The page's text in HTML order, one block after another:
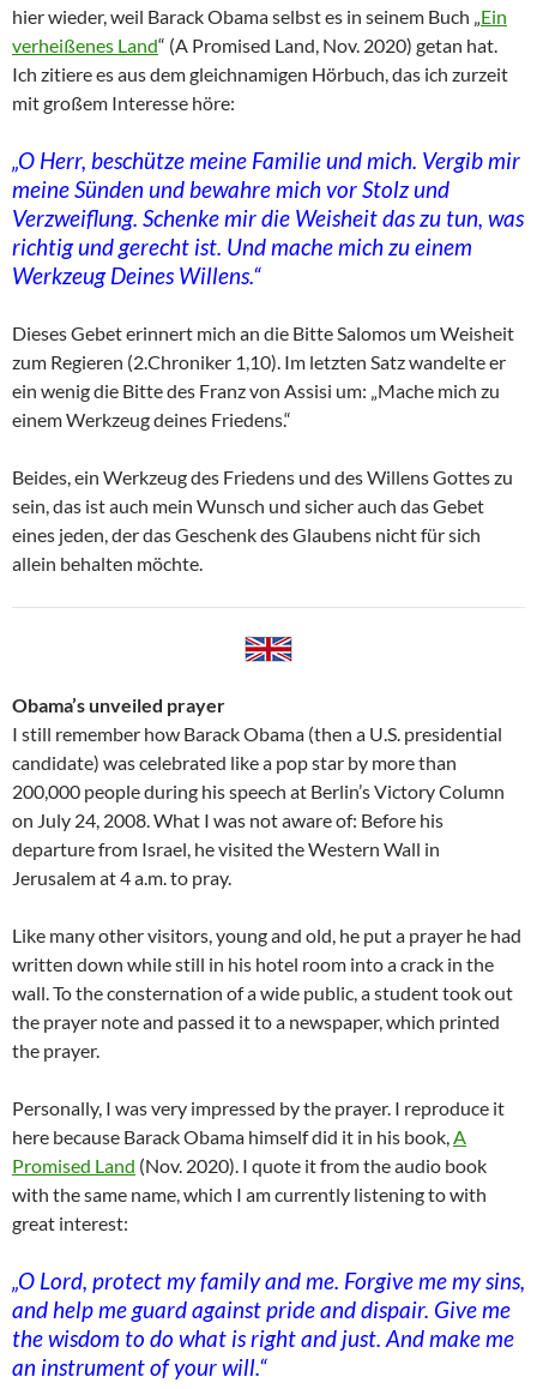
hier wieder, weil Barack Obama selbst es in seinem Buch „ Ein
verheißenes Land“ (A Promised Land, Nov. 2020) getan hat.
Ich zitiere es aus dem gleichnamigen Hörbuch, das ich zurzeit
mit großem Interesse höre:
„O Herr, beschütze meine Familie und mich. Vergib mir
meine Sünden und bewahre mich vor Stolz und
Verzweiflung. Schenke mir die Weisheit das zu tun, was
richtig und gerecht ist. Und mache mich zu einem
Werkzeug Deines Willens.“
Dieses Gebet erinnert mich an die Bitte Salomos um Weisheit
zum Regieren (2.Chroniker 1,10). Im letzten Satz wandelte er
ein wenig die Bitte des Franz von Assisi um: „Mache mich zu
einem Werkzeug deines Friedens.“
Beides, ein Werkzeug des Friedens und des Willens Gottes zu
sein, das ist auch mein Wunsch und sicher auch das Gebet
eines jeden, der das Geschenk des Glaubens nicht für sich
allein behalten möchte.
Obama’s unveiled prayer
I still remember how Barack Obama (then a U.S. presidential
candidate) was celebrated like a pop star by more than
200,000 people during his speech at Berlin’s Victory Column
on July 24, 2008. What I was not aware of: Before his
departure from Israel, he visited the Western Wall in
Jerusalem at 4 a.m. to pray.
Like many other visitors, young and old, he put a prayer he had
written down while still in his hotel room into a crack in the
wall. To the consternation of a wide public, a student took out
the prayer note and passed it to a newspaper, which printed
the prayer.
Personally, I was very impressed by the prayer. I reproduce it
here because Barack Obama himself did it in his book, A
Promised Land (Nov. 2020). I quote it from the audio book
with the same name, which I am currently listening to with
great interest:
„O Lord, protect my family and me. Forgive me my sins,
and help me guard against pride and dispair. Give me
the wisdom to do what is right and just. And make me
an instrument of your will.“